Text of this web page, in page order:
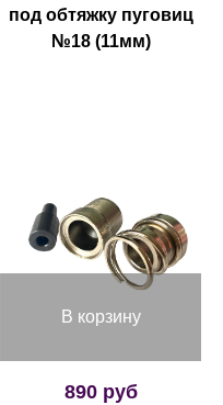
под обтяжку пуговиц
№18 (11мм)
В корзину
890 руб